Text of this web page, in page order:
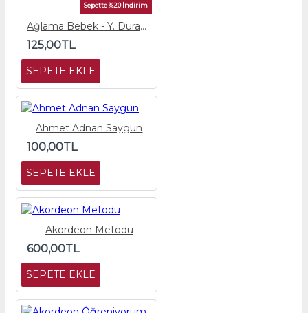
Sepette %20 İndirim
Ağlama Bebek - Y. Durak - Piyano Eşlik Partisi
125,00TL
SEPETE EKLE
Ahmet Adnan Saygun
100,00TL
SEPETE EKLE
Akordeon Metodu
600,00TL
SEPETE EKLE